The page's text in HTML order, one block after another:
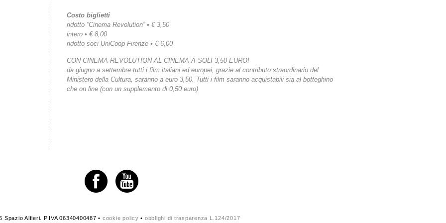
Costo biglietti
ridotto “Cinema Revolution” • € 3,50
intero • € 8,00
ridotto soci UniCoop Firenze • € 6,00
CON CINEMA REVOLUTION AL CINEMA A SOLI 3,50 EURO!
da giugno a settembre tutti i film italiani ed europei, grazie al contributo straordinario del
Ministero della Cultura, saranno a euro 3,50. Tutti i film saranno acquistabili sia al botteghino
che on line (con un supplemento di 0,50 euro)
Spazio Alfieri. P.IVA 06340400487 • cookie policy • obblighi di trasparenza L.124/2017